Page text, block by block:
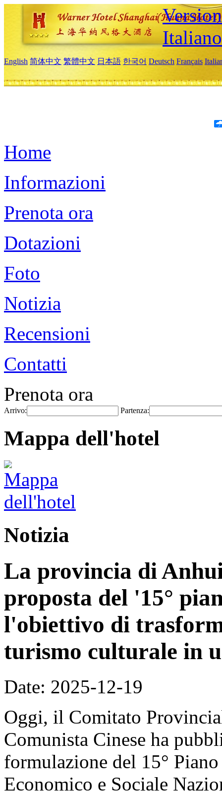
Italiano
English 简体中文 繁體中文 日本語 한국어 Deutsch Français
Home
Informazioni
Prenota ora
Dotazioni
Foto
Notizia
Recensioni
Contatti
Prenota ora
Arrivo: Partenza:
Mappa dell'hotel
Notizia
La provincia di
proposta del '15°
l'obiettivo di
turismo culturale in
Date: 2025-12-19
Oggi, il Comitato
Comunista Cinese ha
formulazione del 15°
Economico e Sociale